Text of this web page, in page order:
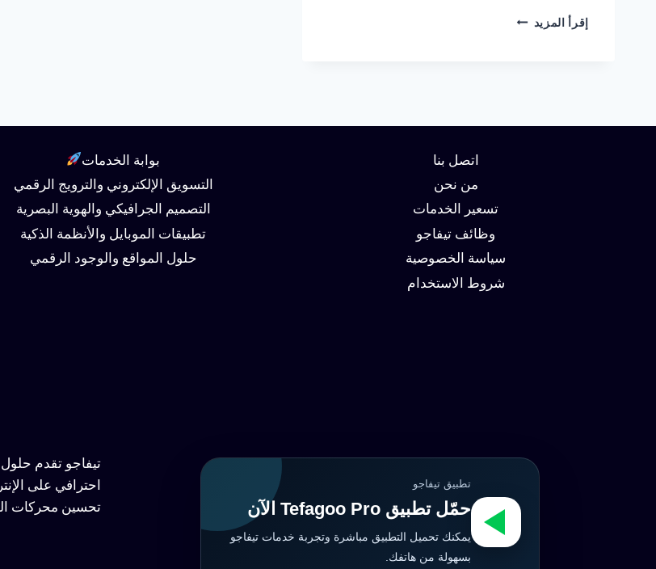
إقرأ المزيد شركة
اتصل بنا
من نحن
تسعير الخدمات
وظائف تيفاجو
سياسة الخصوصية
شروط الاستخدام
بوابة الخدمات
التسويق الإلكتروني والترويج الرقمي
التصميم الجرافيكي والهوية البصرية
تطبيقات الموبايل والأنظمة الذكية
حلول المواقع والوجود الرقمي
تطبيق تيفاجو
حمّل تطبيق Tefagoo Pro الآن
يمكنك تحميل التطبيق مباشرة وتجربة خدمات تيفاجو
بسهولة من هاتفك.
تيفاجو تقدم
احترافي على
تحسين محركات